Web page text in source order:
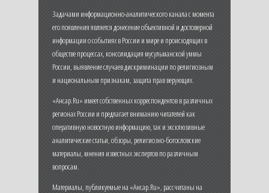
Задачами информационно-аналитического канала с момента
его появления является донесение объективной и достоверной
информации о событиях в России и мире и происходящих в
обществе процессах, консолидация мусульманской уммы
России, выявление случаев дискриминации по религиозным
и национальным признакам, защита прав верующих.
«Ансар.Ru» имеет собственных корреспондентов в различных
регионах России и предлагает вниманию читателей как
оперативную новостную информацию, так и эксклюзивные
аналитические статьи, обзоры, религиозно-богословские
материалы, мнения известных экспертов по различным
вопросам.
Материалы, публикуемые на «Ансар.Ru», рассчитаны на